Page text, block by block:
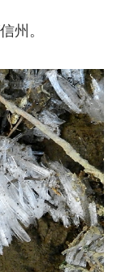
州。